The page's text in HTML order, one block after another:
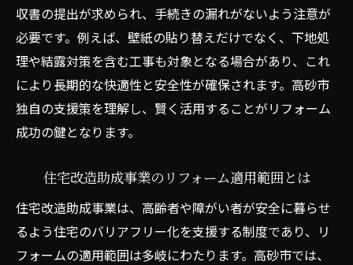
収書の提出が求められ、手続きの漏れがないよう注意が
必要です。例えば、壁紙の貼り替えだけでなく、下地処
理や結露対策を含む工事も対象となる場合があり、これ
により長期的な快適性と安全性が確保されます。高砂市
独自の支援策を理解し、賢く活用することがリフォーム
成功の鍵となります。
住宅改造助成事業のリフォーム適用範囲とは
住宅改造助成事業は、高齢者や障がい者が安全に暮らせ
るよう住宅のバリアフリー化を支援する制度であり、リ
フォームの適用範囲は多岐にわたります。高砂市では、